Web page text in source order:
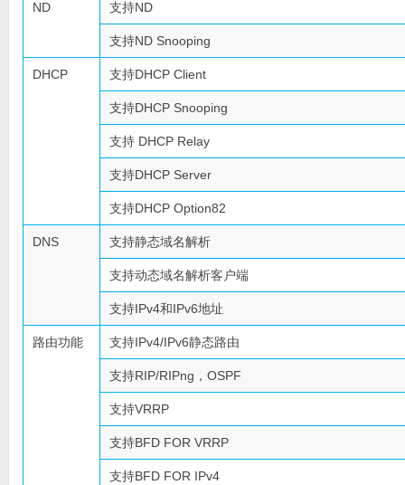
ND 支持ND
支持ND Snooping
DHCP 支持DHCP Client
支持DHCP Snooping
支持 DHCP Relay
支持DHCP Server
支持DHCP Option82
DNS 支持静态域名解析
支持动态域名解析客户端
支持IPv4和IPv6地址
路由功能 支持IPv4/IPv6静态路由
支持RIP/RIPng，OSPF
支持VRRP
支持BFD FOR VRRP
支持BFD FOR IPv4